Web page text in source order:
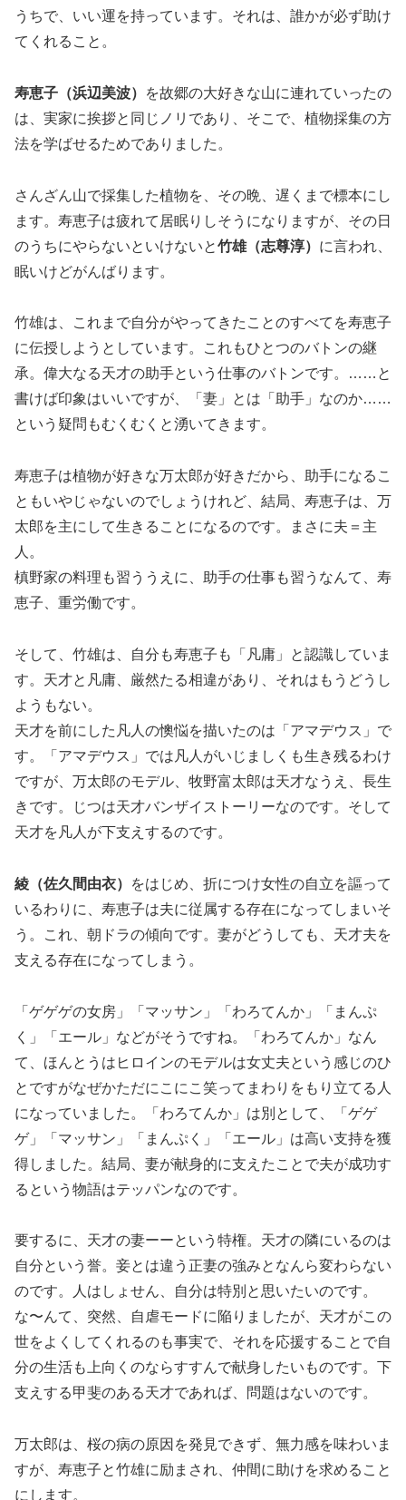
うちで、いい運を持っています。それは、誰かが必ず助け
てくれること。
寿恵子（浜辺美波）
を故郷の大好きな山に連れていったの
は、実家に挨拶と同じノリであり、そこで、植物採集の方
法を学ばせるためでありました。
さんざん山で採集した植物を、その晩、遅くまで標本にし
ます。寿恵子は疲れて居眠りしそうになりますが、その日
のうちにやらないといけないと竹雄（志尊淳） に言われ、
眠いけどがんばります。
竹雄は、これまで自分がやってきたことのすべてを寿恵子
に伝授しようとしています。これもひとつのバトンの継
承。偉大なる天才の助手という仕事のバトンです。……と
書けば印象はいいですが、「妻」とは「助手」なのか……
という疑問もむくむくと湧いてきます。
寿恵子は植物が好きな万太郎が好きだから、助手になるこ
ともいやじゃないのでしょうけれど、結局、寿恵子は、万
太郎を主にして生きることになるのです。まさに夫＝主
人。
槙野家の料理も習ううえに、助手の仕事も習うなんて、寿
恵子、重労働です。
そして、竹雄は、自分も寿恵子も「凡庸」と認識していま
す。天才と凡庸、厳然たる相違があり、それはもうどうし
ようもない。
天才を前にした凡人の懊悩を描いたのは「アマデウス」で
す。「アマデウス」では凡人がいじましくも生き残るわけ
ですが、万太郎のモデル、牧野富太郎は天才なうえ、長生
きです。じつは天才バンザイストーリーなのです。そして
天才を凡人が下支えするのです。
綾（佐久間由衣）
をはじめ、折につけ女性の自立を謳って
いるわりに、寿恵子は夫に従属する存在になってしまいそ
う。これ、朝ドラの傾向です。妻がどうしても、天才夫を
支える存在になってしまう。
「ゲゲゲの女房」「マッサン」「わろてんか」「まんぷ
く」「エール」などがそうですね。「わろてんか」なん
て、ほんとうはヒロインのモデルは女丈夫という感じのひ
とですがなぜかただにこにこ笑ってまわりをもり立てる人
になっていました。「わろてんか」は別として、「ゲゲ
ゲ」「マッサン」「まんぷく」「エール」は高い支持を獲
得しました。結局、妻が献身的に支えたことで夫が成功す
るという物語はテッパンなのです。
要するに、天才の妻ーーという特権。天才の隣にいるのは
自分という誉。妾とは違う正妻の強みとなんら変わらない
のです。人はしょせん、自分は特別と思いたいのです。
な〜んて、突然、自虐モードに陥りましたが、天才がこの
世をよくしてくれるのも事実で、それを応援することで自
分の生活も上向くのならすすんで献身したいものです。下
支えする甲斐のある天才であれば、問題はないのです。
万太郎は、桜の病の原因を発見できず、無力感を味わいま
すが、寿恵子と竹雄に励まされ、仲間に助けを求めること
にします。